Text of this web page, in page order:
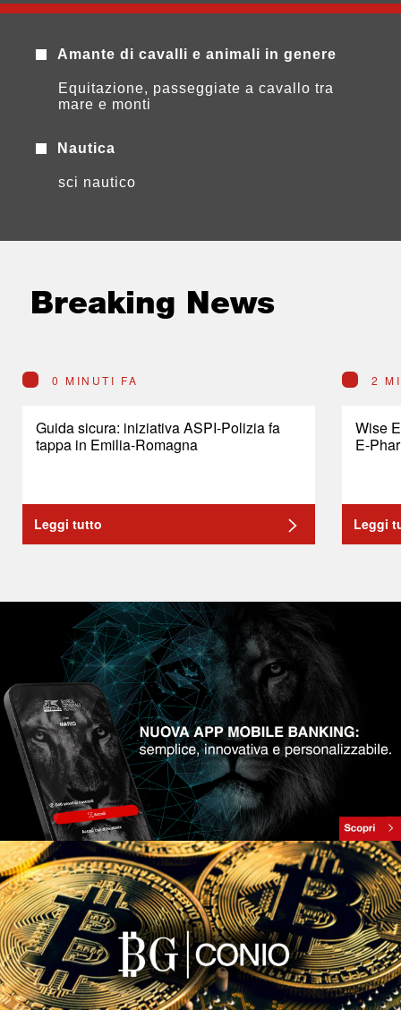
Amante di cavalli e animali in genere
Equitazione, passeggiate a cavallo tra
mare e monti
Nautica
sci nautico
Breaking News
0 MINUTI FA
Guida sicura: iniziativa ASPI-Polizia fa
tappa in Emilia-Romagna
Leggi tutto
2
Wise
E-
Leggi